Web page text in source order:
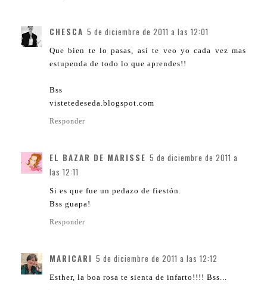
CHESCA 5 de diciembre de 2011 a las 12:01
Que bien te lo pasas, así te veo yo cada vez mas
estupenda de todo lo que aprendes!!
Bss
vistetedeseda.blogspot.com
Responder
EL BAZAR DE MARISSE 5 de diciembre de 2011 a
las 12:11
Si es que fue un pedazo de fiestón.
Bss guapa!
Responder
MARICARI 5 de diciembre de 2011 a las 12:12
Esther, la boa rosa te sienta de infarto!!!! Bss...